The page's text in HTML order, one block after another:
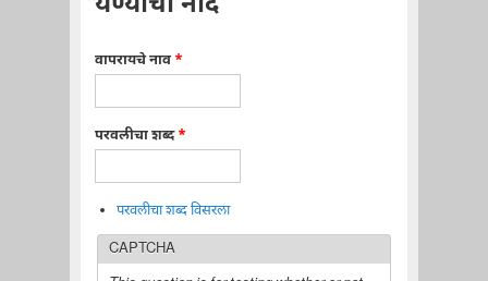
वापरायचे नाव *
परवलीचा शब्द*
परवलीचा शब्द विसरला
CAPTCHA